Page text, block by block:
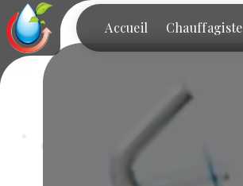
Accueil Chauffagiste
Panneau de gestion des cookies